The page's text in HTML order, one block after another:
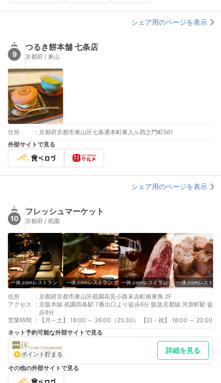
シェア用のページを表示
9
つるき餅本舗 七条店
京都府 / 東山
住所 : 京都府京都市東山区七条通本町東入ル西之門町561
外部サイトで見る
シェア用のページを表示
10
フレッシュマーケット
京都府 / 祇園
一休.comレストラン 一休.comレストラン 一休.comレストラン 一休.comレストラ
住所 : 京都府京都市東山区祇園花見小路末吉町南東角 2F
アクセス
: 京阪本線 祇園四条駅 7番出口より徒歩6分 阪急京都線 河原町駅 徒
歩8分
営業時間
:
【月～土】 18:00 ～ 26:00（25:30） 【日・祝】 18:00 ～ 22:00
ネット予約可能な外部サイトで見る
ポイント貯まる 詳細を見る
その他の外部サイトで見る